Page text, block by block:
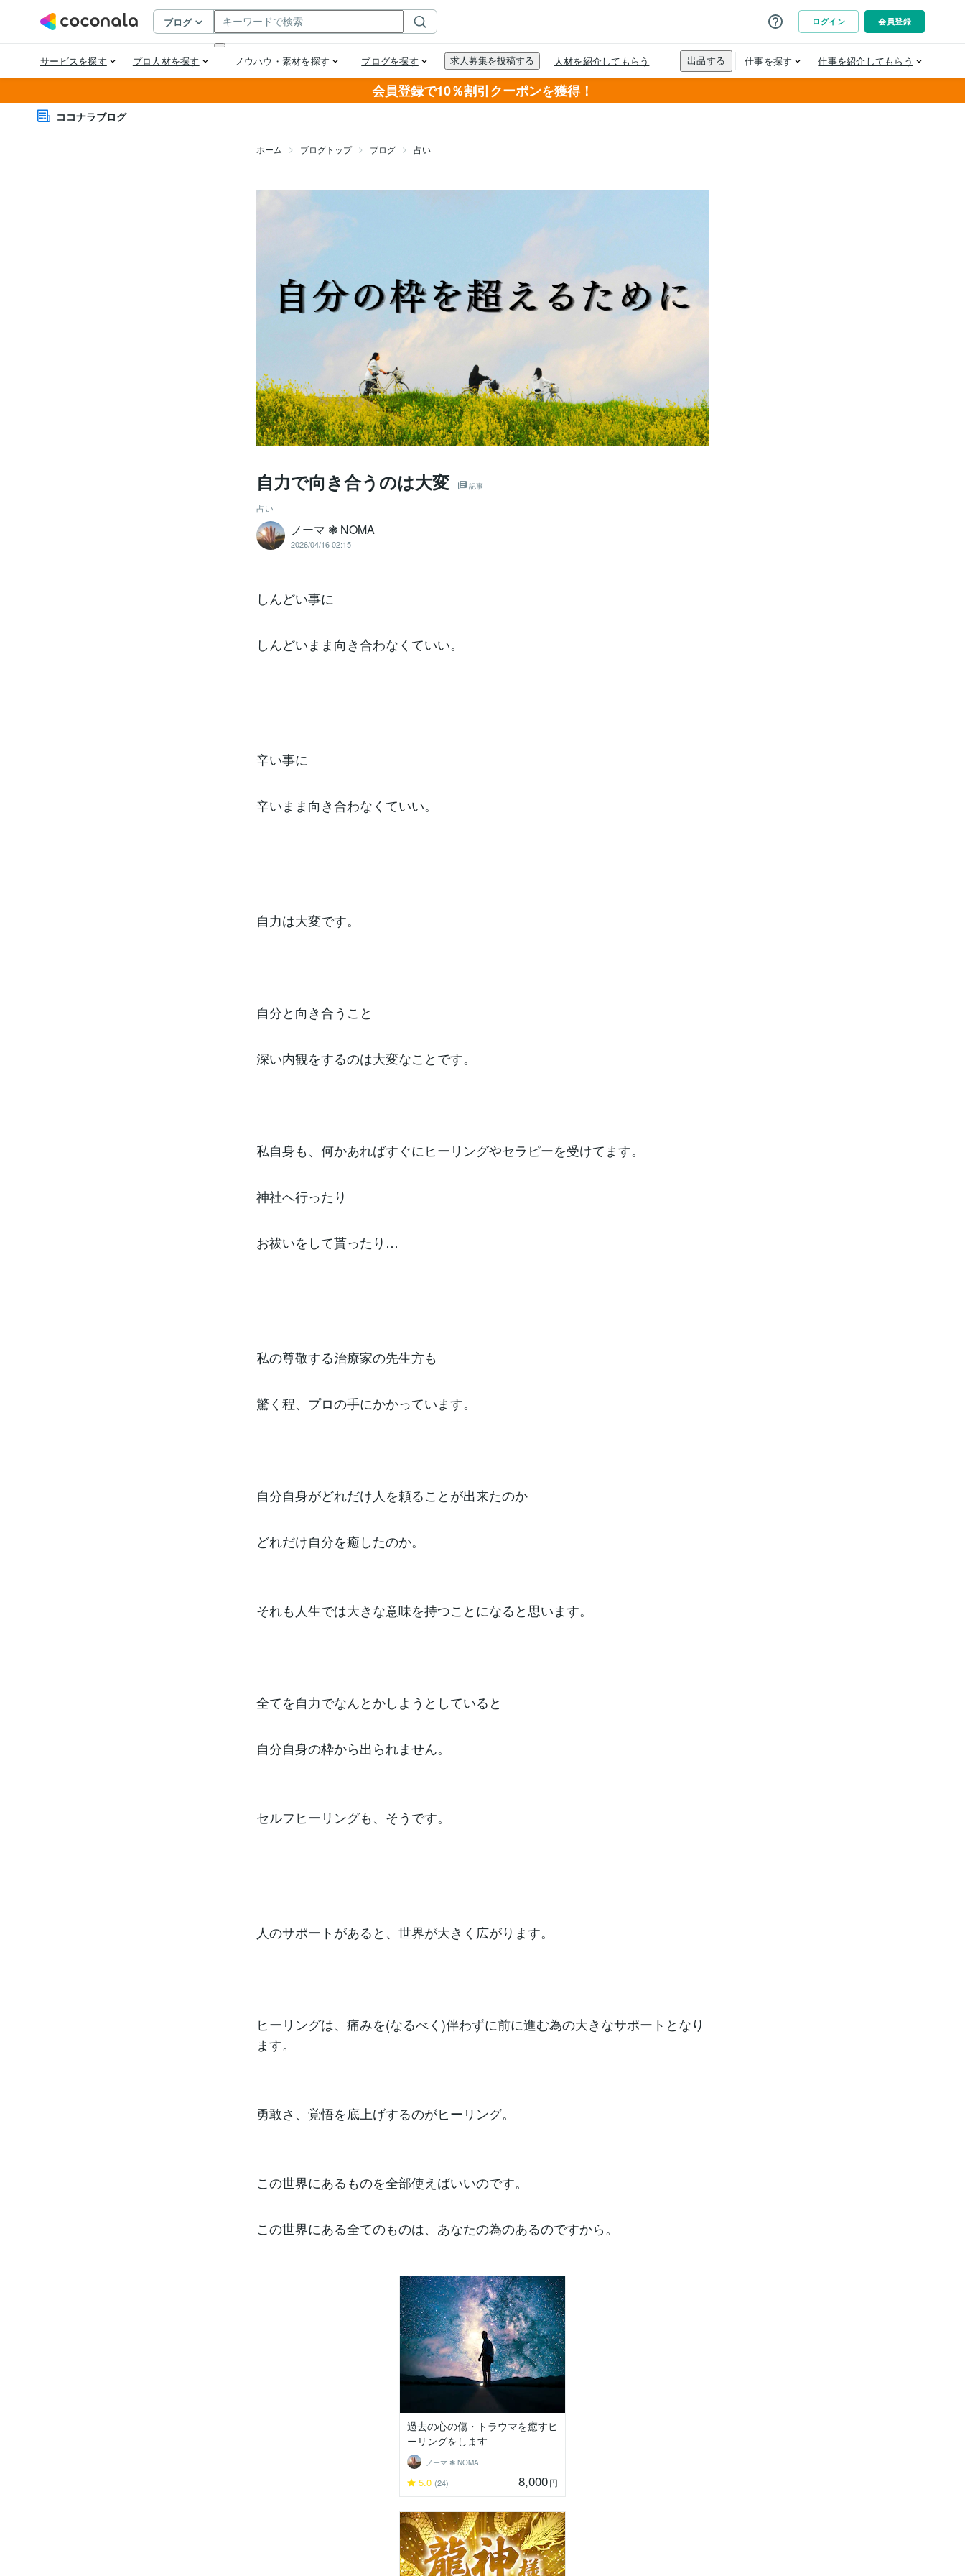
会員登録で10％割引クーポンを獲得！
ココナラブログ
ホーム ブログトップ ブログ 占い
自力で向き合うのは大変 記事
占い
ノーマ ❃ NOMA
2026/04/16 02:15
しんどい事に
しんどいまま向き合わなくていい。
辛い事に
辛いまま向き合わなくていい。
自力は大変です。
自分と向き合うこと
深い内観をするのは大変なことです。
私自身も、何かあればすぐにヒーリングやセラピーを受けてます。
神社へ行ったり
お祓いをして貰ったり…
私の尊敬する治療家の先生方も
驚く程、プロの手にかかっています。
自分自身がどれだけ人を頼ることが出来たのか
どれだけ自分を癒したのか。
それも人生では大きな意味を持つことになると思います。
全てを自力でなんとかしようとしていると
自分自身の枠から出られません。
セルフヒーリングも、そうです。
人のサポートがあると、世界が大きく広がります。
ヒーリングは、痛みを(なるべく)伴わずに前に進む為の大きなサポートとなり
ます。
勇敢さ、覚悟を底上げするのがヒーリング。
この世界にあるものを全部使えばいいのです。
この世界にある全てのものは、あなたの為のあるのですから。
過去の心の傷・トラウマを癒すヒ
ーリングをします
ノーマ ❃ NOMA
5.0 (24) 8,000円